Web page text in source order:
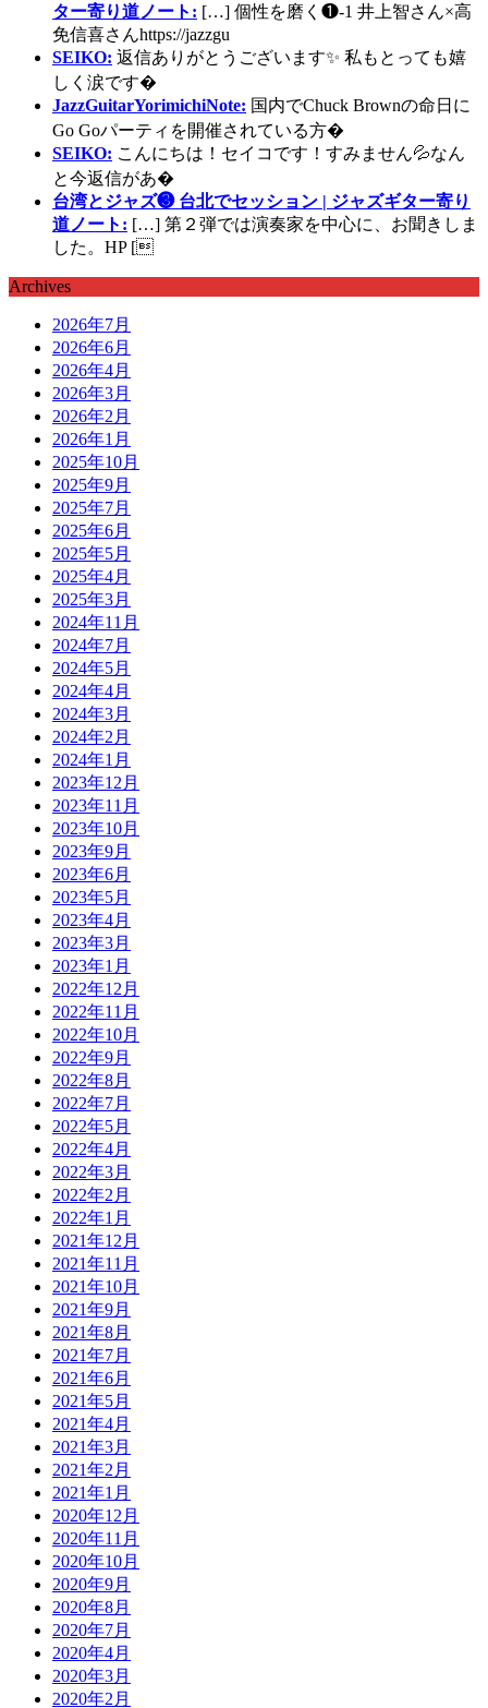
ター寄り道ノート: […] 個性を磨く❶-1 井上智さん×高
免信喜さんhttps://jazzgu
SEIKO: 返信ありがとうございます✨ 私もとっても嬉
しく涙です�
JazzGuitarYorimichiNote: 国内でChuck Brownの命日に
Go Goパーティを開催されている方�
SEIKO: こんにちは！セイコです！すみません💦なん
と今返信があ�
台湾とジャズ❸ 台北でセッション | ジャズギター寄り
道ノート: […] 第２弾では演奏家を中心に、お聞きしま
した。HP [
Archives
2026年7月
2026年6月
2026年4月
2026年3月
2026年2月
2026年1月
2025年10月
2025年9月
2025年7月
2025年6月
2025年5月
2025年4月
2025年3月
2024年11月
2024年7月
2024年5月
2024年4月
2024年3月
2024年2月
2024年1月
2023年12月
2023年11月
2023年10月
2023年9月
2023年6月
2023年5月
2023年4月
2023年3月
2023年1月
2022年12月
2022年11月
2022年10月
2022年9月
2022年8月
2022年7月
2022年5月
2022年4月
2022年3月
2022年2月
2022年1月
2021年12月
2021年11月
2021年10月
2021年9月
2021年8月
2021年7月
2021年6月
2021年5月
2021年4月
2021年3月
2021年2月
2021年1月
2020年12月
2020年11月
2020年10月
2020年9月
2020年8月
2020年7月
2020年4月
2020年3月
2020年2月